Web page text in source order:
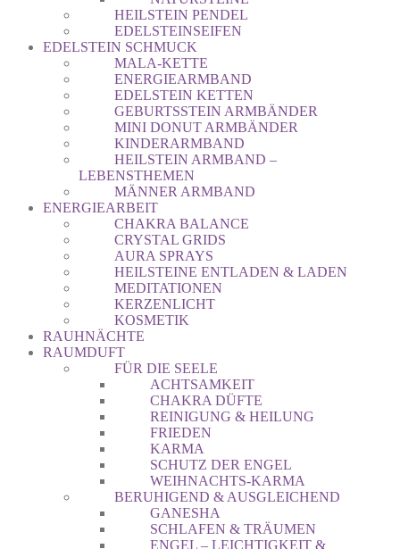
HEILSTEIN PENDEL
EDELSTEINSEIFEN
EDELSTEIN SCHMUCK
MALA-KETTE
ENERGIEARMBAND
EDELSTEIN KETTEN
GEBURTSSTEIN ARMBÄNDER
MINI DONUT ARMBÄNDER
KINDERARMBAND
HEILSTEIN ARMBAND –
LEBENSTHEMEN
MÄNNER ARMBAND
ENERGIEARBEIT
CHAKRA BALANCE
CRYSTAL GRIDS
AURA SPRAYS
HEILSTEINE ENTLADEN & LADEN
MEDITATIONEN
KERZENLICHT
KOSMETIK
RAUHNÄCHTE
RAUMDUFT
FÜR DIE SEELE
ACHTSAMKEIT
CHAKRA DÜFTE
REINIGUNG & HEILUNG
FRIEDEN
KARMA
SCHUTZ DER ENGEL
WEIHNACHTS-KARMA
BERUHIGEND & AUSGLEICHEND
GANESHA
SCHLAFEN & TRÄUMEN
ENGEL – LEICHTIGKEIT &